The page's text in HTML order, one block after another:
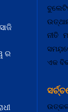
ର
ନୀତି
ଏକ